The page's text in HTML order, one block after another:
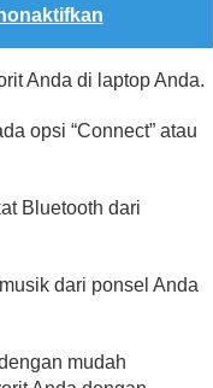
Anda di laptop Anda.
opsi “Connect” atau
Bluetooth dari
dari ponsel Anda
mudah